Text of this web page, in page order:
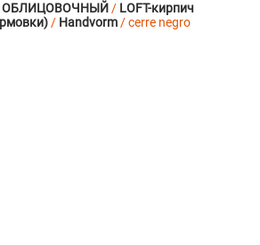
ОБЛИЦОВОЧНЫЙ/ LOFT-кирпич
/ Handvorm/ cerre negro